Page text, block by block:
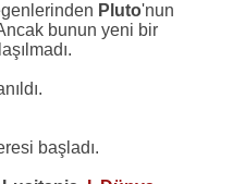
Pluto'nun
bunun yeni bir
başladı.